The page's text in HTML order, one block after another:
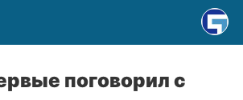
поговорил с